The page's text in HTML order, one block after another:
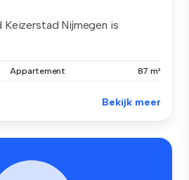
Nijmegen is
Appartement 87 m²
Bekijk meer